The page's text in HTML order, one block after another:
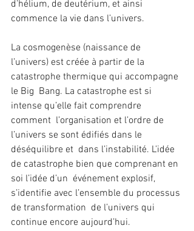
d’hélium, de deutérium, et ainsi
commence la vie dans l’univers.
La cosmogenèse (naissance de
l’univers) est créée à partir de la
catastrophe thermique qui accompagne
le Big  Bang. La catastrophe est si
intense qu’elle fait comprendre
comment  l’organisation et l’ordre de
l’univers se sont édifiés dans le
déséquilibre et  dans l’instabilité. L’idée
de catastrophe bien que comprenant en
soi l’idée d’un  événement explosif,
s’identifie avec l’ensemble du processus
de transformation  de l’univers qui
continue encore aujourd’hui.